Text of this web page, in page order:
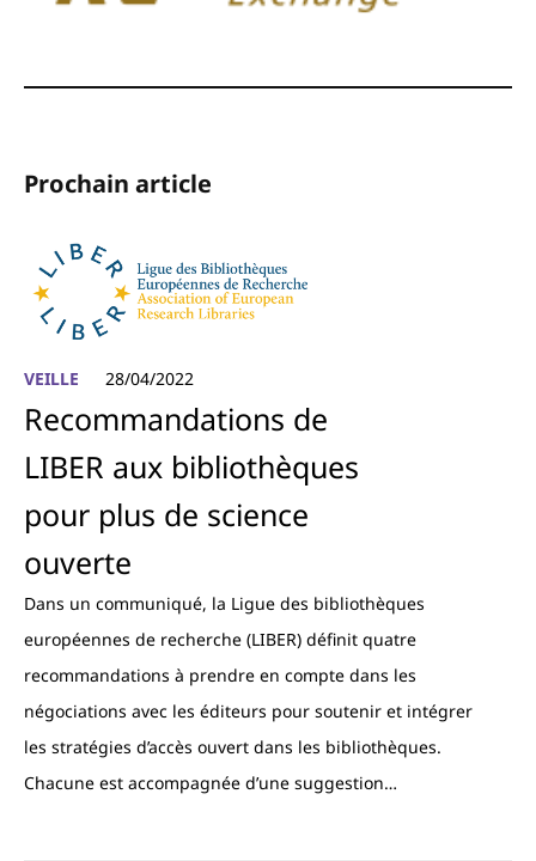
Prochain article
VEILLE 28/04/2022
Recommandations de
LIBER aux bibliothèques
pour plus de science
ouverte
Dans un communiqué, la Ligue des bibliothèques
européennes de recherche (LIBER) définit quatre
recommandations à prendre en compte dans les
négociations avec les éditeurs pour soutenir et intégrer
les stratégies d’accès ouvert dans les bibliothèques.
Chacune est accompagnée d’une suggestion…